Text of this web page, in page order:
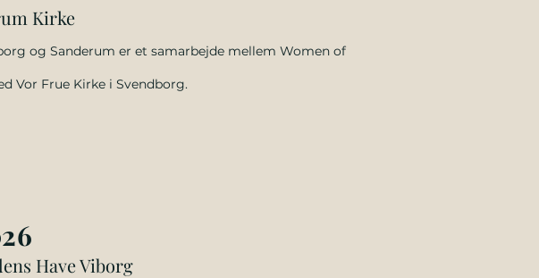
Kirke
og Sanderum er et samarbejde mellem Women of
Vor Frue Kirke i Svendborg.
Have Viborg